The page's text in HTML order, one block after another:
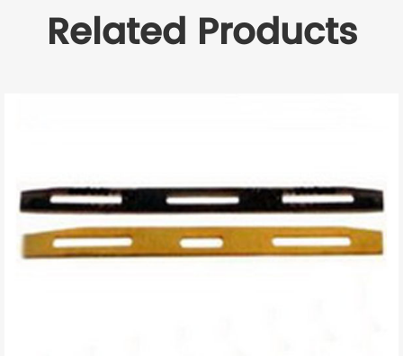
Related Products